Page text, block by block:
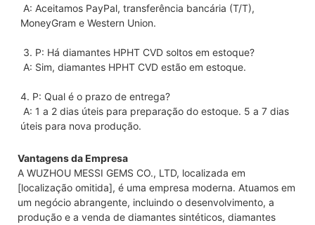
MoneyGram e Western Union.
3. P: Há diamantes HPHT CVD soltos em estoque?
A: Sim, diamantes HPHT CVD estão em estoque.
4. P: Qual é o prazo de entrega?
úteis para nova produção.
Vantagens da Empresa
A WUZHOU MESSI GEMS CO., LTD, localizada em
[localização omitida], é uma empresa moderna. Atuamos em
um negócio abrangente, incluindo o desenvolvimento, a
produção e a venda de diamantes sintéticos, diamantes